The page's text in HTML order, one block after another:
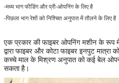
-मध्य भाग फीडिंग और प्री-ओपनिंग के लिए है
-पिछला भाग रेशों को निश्चित अनुपात में तौलने के लिए है
एक प्रकार की फाइबर ओपनिंग मशीन के
द्वारा फाइबर और कोटा फाइबर इनपुट
कच्चे माल के मिश्रण अनुपात को कई बेल
सकता है।